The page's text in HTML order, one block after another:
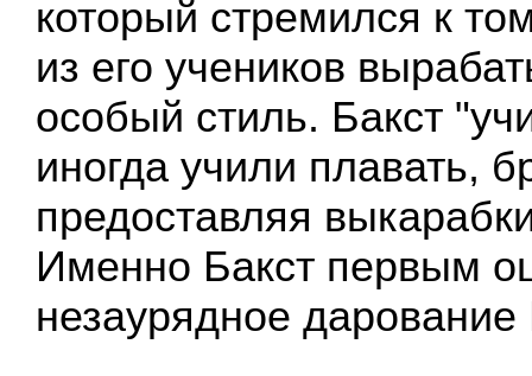
который стремился к
из его учеников
особый стиль. Бакст
иногда учили плавать,
предоставляя
Именно Бакст первым
незаурядное